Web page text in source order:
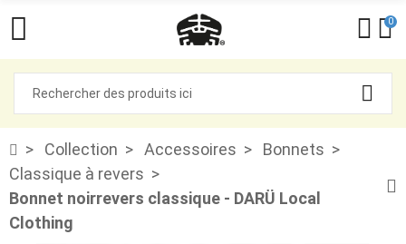
0
Collection Accessoires
Bonnets
Classique à revers
Bonnet noirrevers classique - DARÜ Local
Clothing